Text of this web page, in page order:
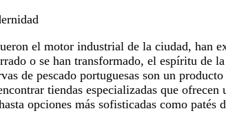
el motor industrial de la ciudad, han
o se han transformado, el espíritu de
de pescado portuguesas son un
tiendas especializadas que ofrecen
opciones más sofisticadas como patés